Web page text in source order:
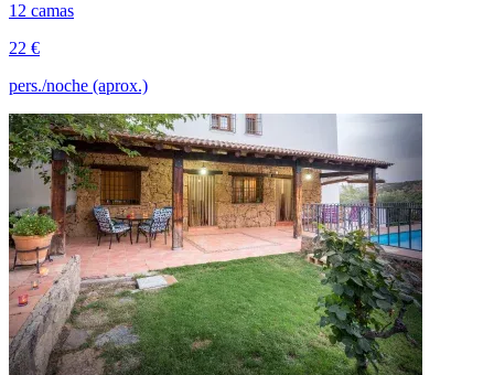
12 camas
22 €
pers./noche (aprox.)